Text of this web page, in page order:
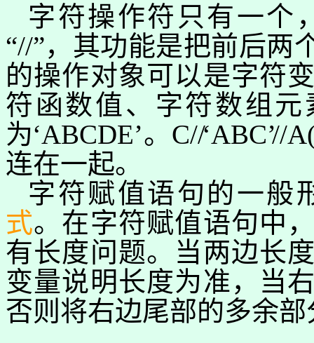
字符操作符只有一个
“//”，其功能是把前后两
的操作对象可以是字符
符函数值、字符数组
为‘ABCDE’。 C//‘ABC’//
连在一起。
字符赋值语句的一般
式。在字符赋值语句中
有长度问题。当两边长
变量说明长度为准，当
否则将右边尾部的多余